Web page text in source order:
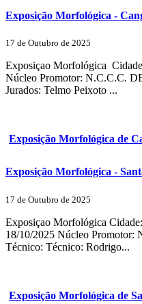
Exposição Morfológica -
17 de Outubro de 2025
Exposiçao Morfológica
Núcleo Promotor: N.C.C.C.
Jurados: Telmo Peixoto ...
Exposição Morfológica de
Exposição Morfológica -
17 de Outubro de 2025
Exposiçao Morfológica
18/10/2025 Núcleo Promotor:
Técnico: Técnico: Rodrigo...
Exposição Morfológica de